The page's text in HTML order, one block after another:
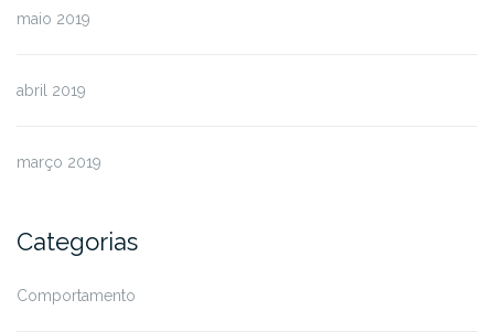
maio 2019
abril 2019
março 2019
Categorias
Comportamento